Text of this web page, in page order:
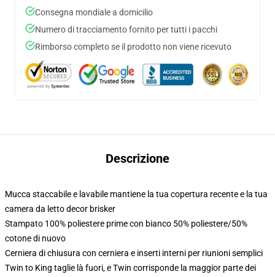
Consegna mondiale a domicilio
Numero di tracciamento fornito per tutti i pacchi
Rimborso completo se il prodotto non viene ricevuto
Descrizione
Mucca staccabile e lavabile mantiene la tua copertura recente e la tua
camera da letto decor brisker
Stampato 100% poliestere prime con bianco 50% poliestere/50%
cotone di nuovo
Cerniera di chiusura con cerniera e inserti interni per riunioni semplici
Twin to King taglie là fuori, e Twin corrisponde la maggior parte dei